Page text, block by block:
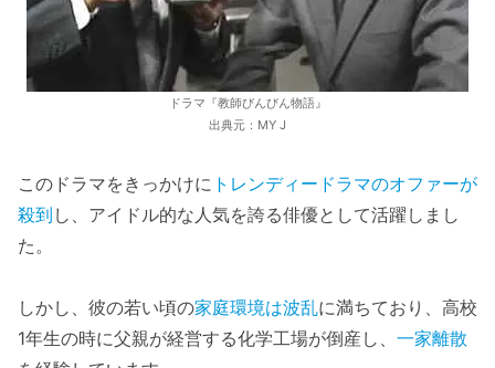
ドラマ『教師びんびん物語』
出典元：MY J
このドラマをきっかけに トレンディードラマのオファーが
殺到 し、アイドル的な人気を誇る俳優として活躍しまし
た。
しかし、彼の若い頃の家庭環境は波乱に満ちており、高校
1年生の時に父親が経営する化学工場が倒産し、 一家離散